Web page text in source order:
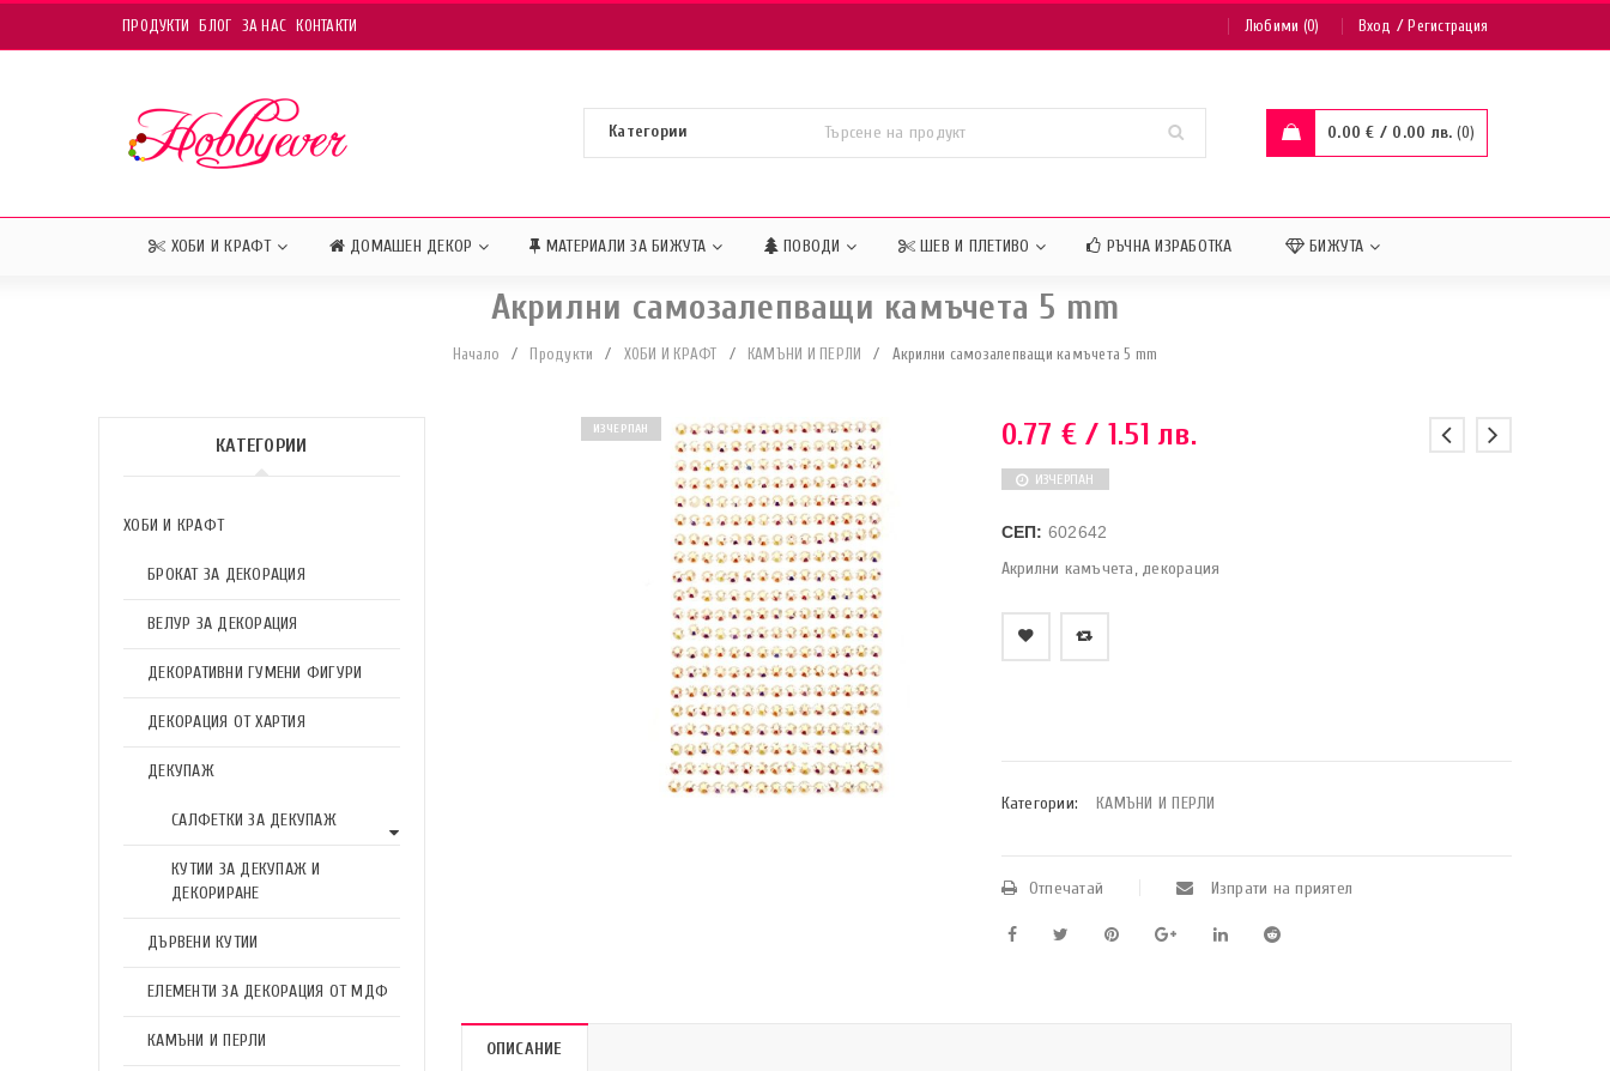
ПРОДУКТИ БЛОГ ЗА НАС КОНТАКТИ Любими (0) Вход /Регистрация
0.00€ / 0.00 лв. 0
ХОБИ И КРАФТ ДОМАШЕН ДЕКОР МАТЕРИАЛИ ЗА БИЖУТА ПОВОДИ ШЕВ И ПЛЕТИВО РЪЧНА ИЗРАБОТКА БИЖУТА
Акрилни самозалепващи камъчета 5 mm
Начало / Продукти / ХОБИ И КРАФТ / КАМЪНИ И ПЕРЛИ / Акрилни самозалепващи камъчета 5 mm
КАТЕГОРИИ
ХОБИ И КРАФТ
БРОКАТ ЗА ДЕКОРАЦИЯ
ВЕЛУР ЗА ДЕКОРАЦИЯ
ДЕКОРАТИВНИ ГУМЕНИ ФИГУРИ
ДЕКОРАЦИЯ ОТ ХАРТИЯ
ДЕКУПАЖ
САЛФЕТКИ ЗА ДЕКУПАЖ
КУТИИ ЗА ДЕКУПАЖ И
ДЕКОРИРАНЕ
ДЪРВЕНИ КУТИИ
ЕЛЕМЕНТИ ЗА ДЕКОРАЦИЯ ОТ МДФ
КАМЪНИ И ПЕРЛИ
ИЗЧЕРПАН 0.77 € / 1.51 лв.
ИЗЧЕРПАН
СЕП: 602642
Акрилни камъчета, декорация
Категории: КАМЪНИ И ПЕРЛИ
Отпечатай Изпрати на приятел
ОПИСАНИЕ